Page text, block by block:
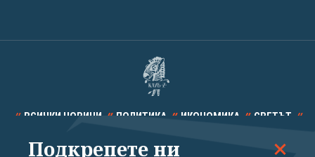
ВСИЧКИ НОВИНИ ПОЛИТИКА ИКОНОМИКА СВЕТЪТ
СПОРТ КУЛТУРА ТЕХНОЛОГИИ КАЛЕЙДОСКОП
Подкрепете ни